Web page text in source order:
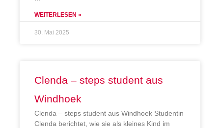
WEITERLESEN »
30. Mai 2025
Clenda – steps student aus
Windhoek
Clenda – steps student aus Windhoek Studentin
Clenda berichtet, wie sie als kleines Kind im